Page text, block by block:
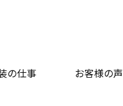
の仕事 お客様の声